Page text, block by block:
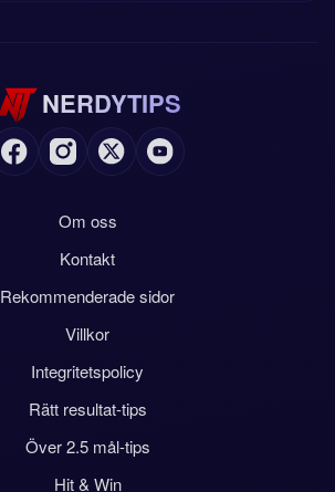
NERDYTIPS
Om oss
Kontakt
Rekommenderade sidor
Villkor
Integritetspolicy
Rätt resultat-tips
Över 2.5 mål-tips
Hit & Win